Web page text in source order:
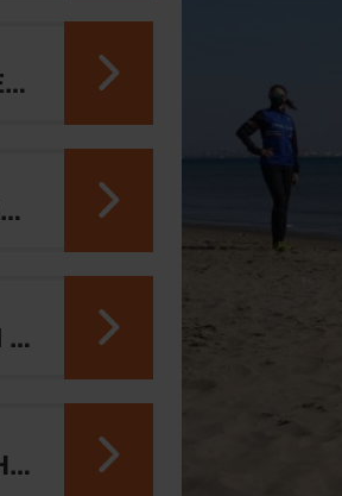
COPPA DEL MONDO: INDERST 45° VINCONO AEBERSOLD E SVENSK
WORLD CUP: SEBA INDERST ACCEDE ALLA FINALE A
LA MEDAGLIA DI MARIANI E QUEL RICORDO CHE NON SVANISCE.
TRAIL-O: L'EUROPEO SI CHIUDE CON L'ARGENTO JUNIOR, IL 4° PARALIMPICO E 5° OPEN